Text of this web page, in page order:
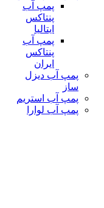
پمپ آب
پنتاکس
ایتالیا
پمپ آب
پنتاکس
ایران
پمپ آب دیزل
ساز
پمپ آب استریم
پمپ آب لوارا